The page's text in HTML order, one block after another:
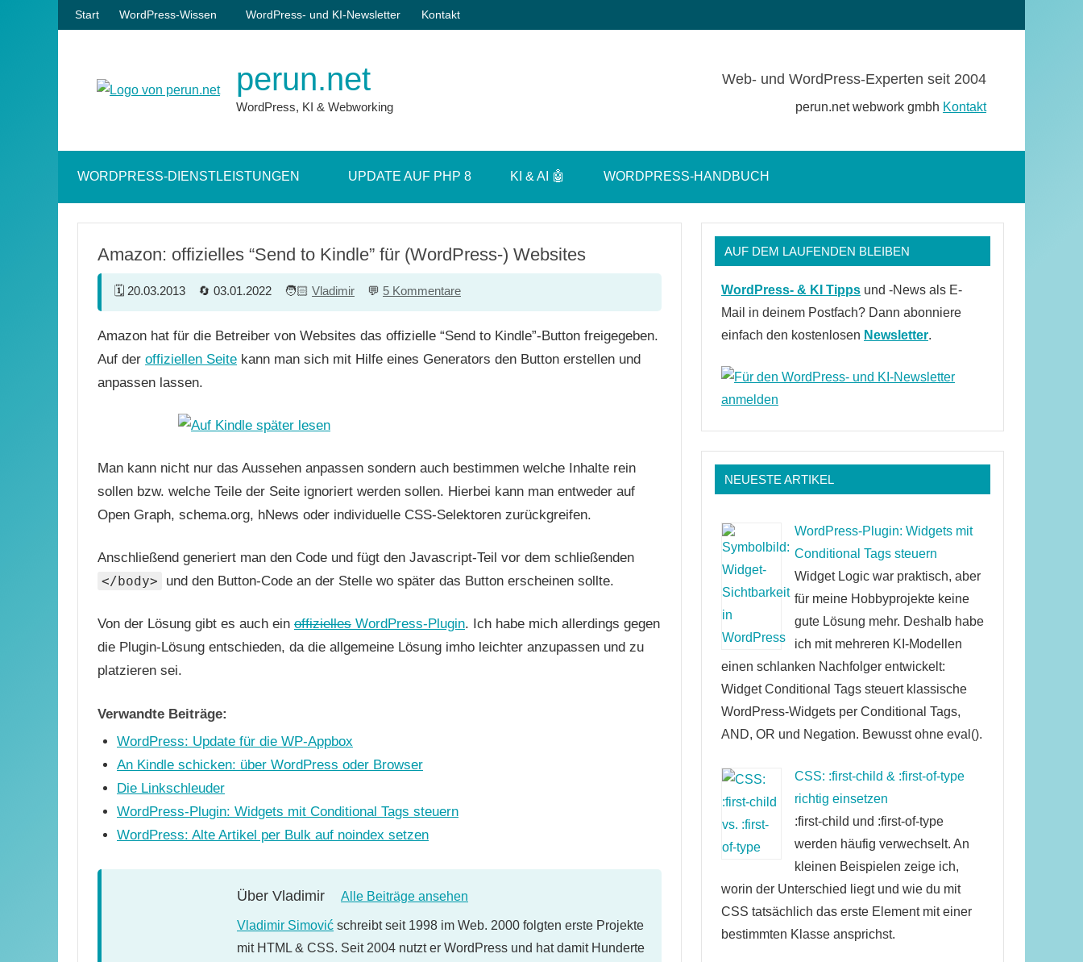
Zum
Inhalt
Start WordPress-Wissen WordPress- und KI-Newsletter Kontakt
perun.net
WordPress, KI & Webworking
Web- und WordPress-Experten seit 2004
perun.net webwork gmbh Kontakt
öffnen
WORDPRESS-DIENSTLEISTUNGEN UPDATE AUF PHP 8 KI & AI 🤖 WORDPRESS-HANDBUCH
Amazon: offizielles “Send to Kindle” für (WordPress-) Websites
20.03.2013 03.01.2022 Vladimir 5 Kommentare
Amazon hat für die Betreiber von Websites das offizielle “Send to Kindle”-Button freigegeben.
Auf der offiziellen Seite kann man sich mit Hilfe eines Generators den Button erstellen und
anpassen lassen.
Man kann nicht nur das Aussehen anpassen sondern auch bestimmen welche Inhalte rein
sollen bzw. welche Teile der Seite ignoriert werden sollen. Hierbei kann man entweder auf
Open Graph, schema.org, hNews oder individuelle CSS-Selektoren zurückgreifen.
Anschließend generiert man den Code und fügt den Javascript-Teil vor dem schließenden
</body>
und den Button-Code an der Stelle wo später das Button erscheinen sollte.
Von der Lösung gibt es auch ein offizielles WordPress-Plugin. Ich habe mich allerdings gegen
die Plugin-Lösung entschieden, da die allgemeine Lösung imho leichter anzupassen und zu
platzieren sei.
Verwandte Beiträge:
WordPress: Update für die WP-Appbox
An Kindle schicken: über WordPress oder Browser
Die Linkschleuder
WordPress-Plugin: Widgets mit Conditional Tags steuern
WordPress: Alte Artikel per Bulk auf noindex setzen
Über Vladimir Alle Beiträge ansehen
Vladimir Simović schreibt seit 1998 im Web. 2000 folgten erste Projekte
mit HTML & CSS. Seit 2004 nutzt er WordPress und hat damit Hunderte
AUF DEM LAUFENDEN BLEIBEN
WordPress- & KI Tipps und -News als E-
Mail in deinem Postfach? Dann abonniere
einfach den kostenlosen Newsletter.
NEUESTE ARTIKEL
WordPress-Plugin: Widgets mit
Conditional Tags steuern
Widget Logic war praktisch, aber
für meine Hobbyprojekte keine
gute Lösung mehr. Deshalb habe
ich mit mehreren KI-Modellen
einen schlanken Nachfolger entwickelt:
Widget Conditional Tags steuert klassische
WordPress-Widgets per Conditional Tags,
AND, OR und Negation. Bewusst ohne eval().
CSS: :first-child & :first-of-type
richtig einsetzen
:first-child und :first-of-type
werden häufig verwechselt. An
kleinen Beispielen zeige ich,
worin der Unterschied liegt und wie du mit
CSS tatsächlich das erste Element mit einer
bestimmten Klasse ansprichst.